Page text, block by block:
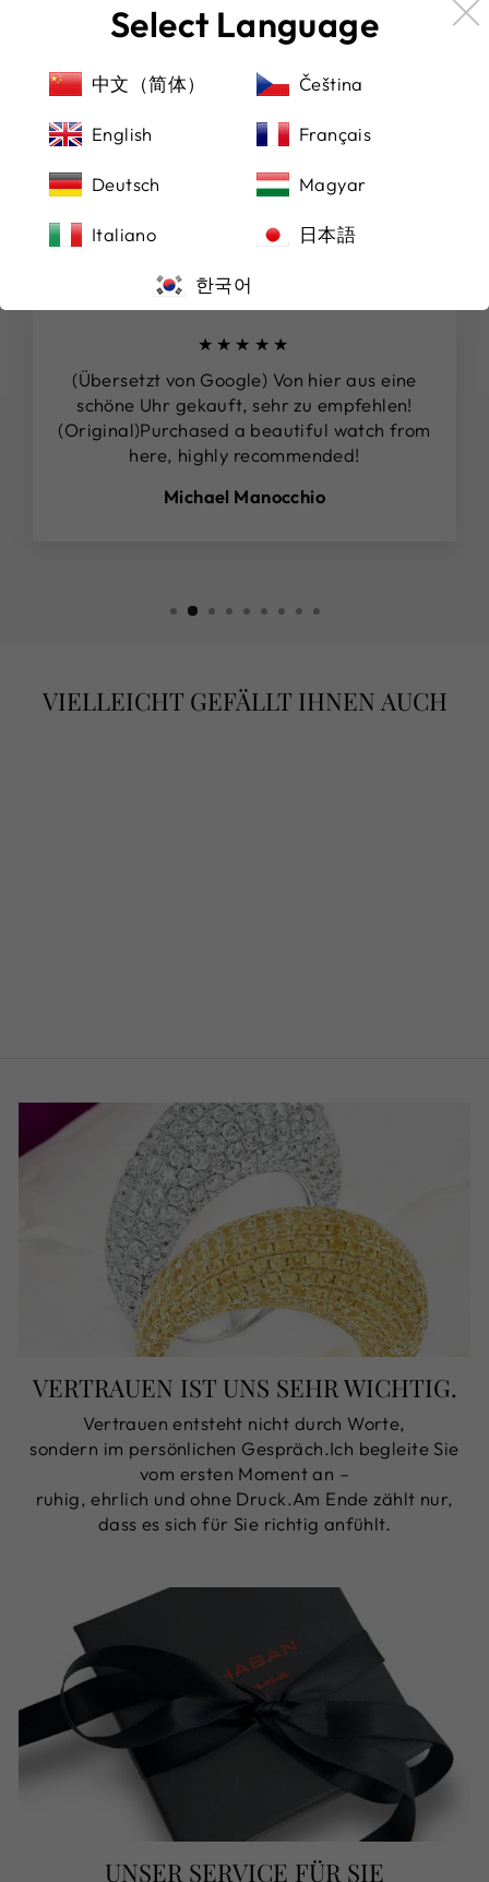
garantieren, akzeptieren wir nicht nur Paypal,
sondern auch alle renommierten Kreditkarten. So
wählen und sich gleichzeitig auf einen sicheren
DAS SAGEN UNSERE KUNDEN
★★★★★
(Übersetzt von Google) Von hier aus eine
schöne Uhr gekauft, sehr zu empfehlen!
(Original)Purchased a beautiful watch from
here, highly recommended!
Michael Manocchio
VIELLEICHT GEFÄLLT IHNEN AUCH
VERTRAUEN IST UNS SEHR WICHTIG.
Vertrauen entsteht nicht durch Worte,
sondern im persönlichen Gespräch.Ich begleite Sie
vom ersten Moment an –
ruhig, ehrlich und ohne Druck.Am Ende zählt nur,
dass es sich für Sie richtig anfühlt.
UNSER SERVICE FÜR SIE
Select Language
中文（简体） Čeština
English Français
Deutsch Magyar
Italiano 日本語
한국어